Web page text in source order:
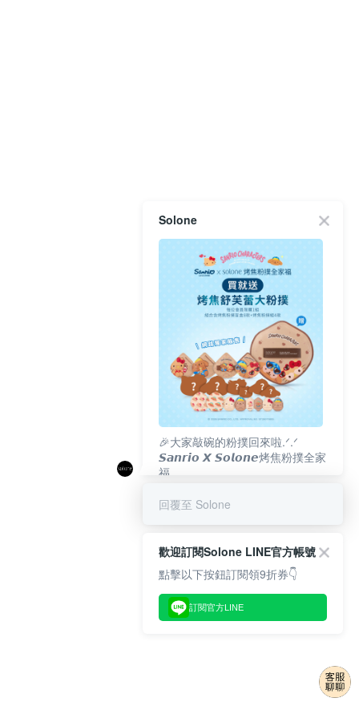
Solone
🎉大家敲碗的粉撲回來啦.ᐟ‪‪.ᐟ
𝙎𝙖𝙣𝙧𝙞𝙤 𝙓 𝙎𝙤𝙡𝙤𝙣𝙚烤焦粉撲全家
福
回覆至 Solone
歡迎訂閱Solone LINE官方帳號
點擊以下按鈕訂閱領9折券👇
訂閱官方LINE